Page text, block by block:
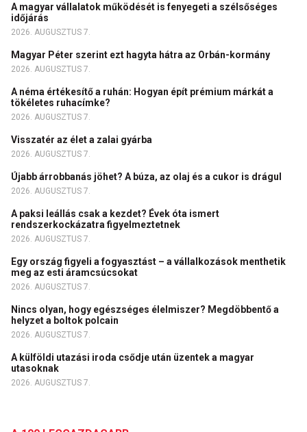
A magyar vállalatok működését is fenyegeti a szélsőséges
időjárás
2026. AUGUSZTUS 7.
Magyar Péter szerint ezt hagyta hátra az Orbán-kormány
2026. AUGUSZTUS 7.
A néma értékesítő a ruhán: Hogyan épít prémium márkát a
tökéletes ruhacímke?
2026. AUGUSZTUS 7.
Visszatér az élet a zalai gyárba
2026. AUGUSZTUS 7.
Újabb árrobbanás jöhet? A búza, az olaj és a cukor is drágul
2026. AUGUSZTUS 7.
A paksi leállás csak a kezdet? Évek óta ismert
rendszerkockázatra figyelmeztetnek
2026. AUGUSZTUS 7.
Egy ország figyeli a fogyasztást – a vállalkozások menthetik
meg az esti áramcsúcsokat
2026. AUGUSZTUS 7.
Nincs olyan, hogy egészséges élelmiszer? Megdöbbentő a
helyzet a boltok polcain
2026. AUGUSZTUS 7.
A külföldi utazási iroda csődje után üzentek a magyar
utasoknak
2026. AUGUSZTUS 7.